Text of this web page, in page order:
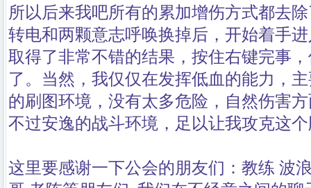
所以后来我吧所有的累加增伤方式都去
转电和两颗意志呼唤换掉后，开始着手
取得了非常不错的结果，按住右键完事
了。当然，我仅仅在发挥低血的能力，
的刷图环境，没有太多危险，自然伤害
不过安逸的战斗环境，足以让我攻克这
这里要感谢一下公会的朋友们：教练 波